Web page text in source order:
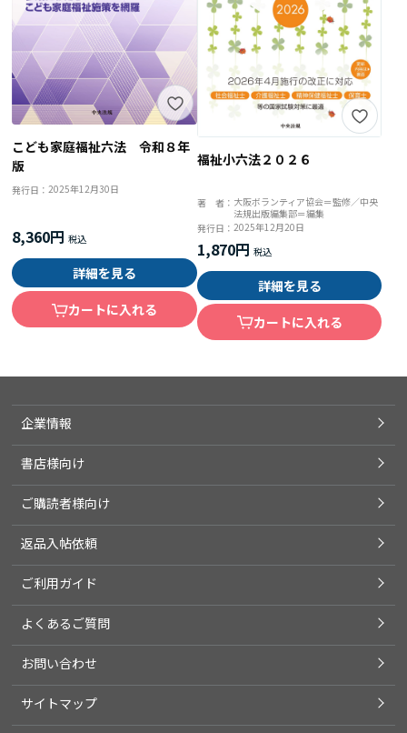
こども家庭福祉六法 令和８年
版
発行日：2025年12月30日
8,360円
詳細を見る
カートに入れる
福祉小六法２０２６
著 者： 大阪ボランティア協会＝監修／中央
法規出版編集部＝編集
発行日： 2025年12月20日
1,870円
詳細を見る
カートに入れる
企業情報
書店様向け
ご購読者様向け
返品入帖依頼
ご利用ガイド
よくあるご質問
お問い合わせ
サイトマップ